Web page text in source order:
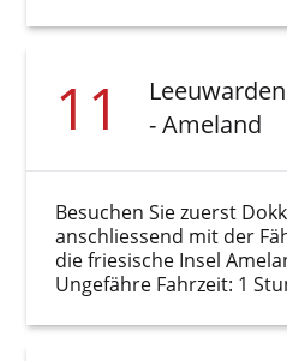
11
- Ameland
Besuchen Sie zuerst
anschliessend mit der
die friesische Insel
Ungefähre Fahrzeit: 1